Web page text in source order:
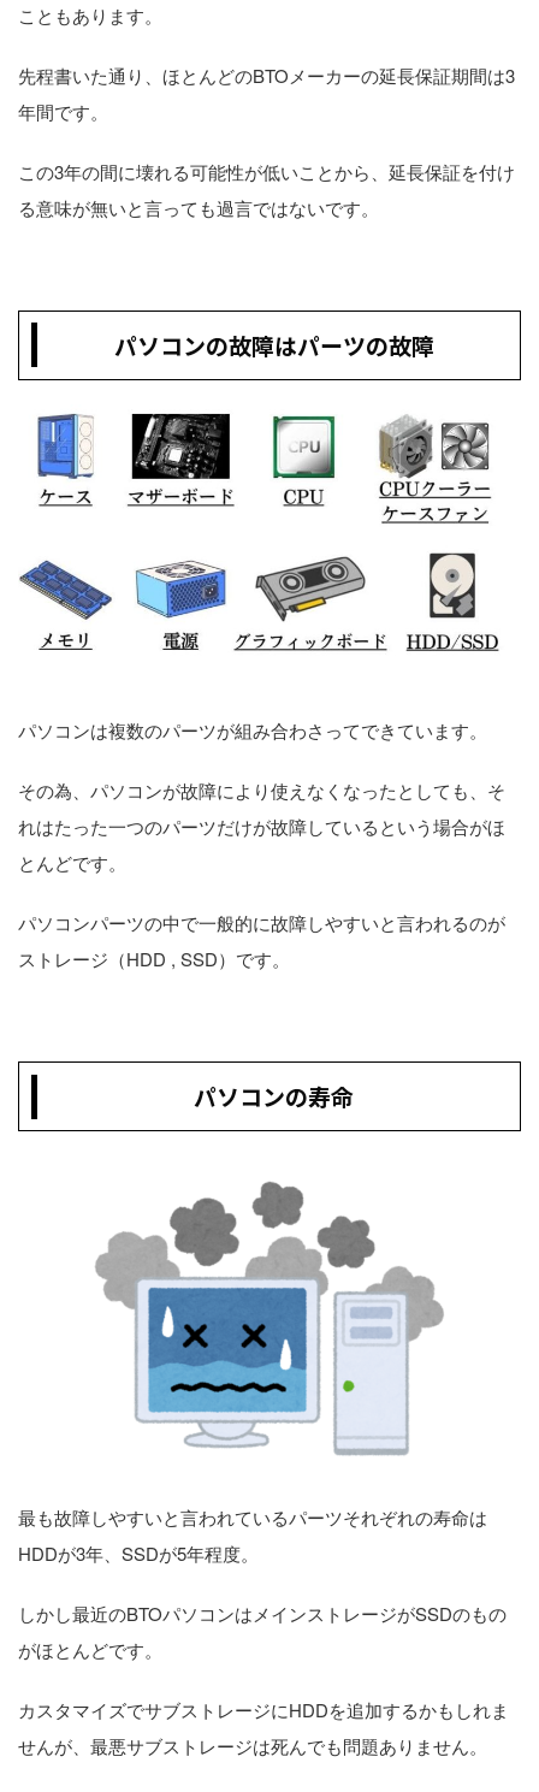
こともあります。
先程書いた通り、ほとんどのBTOメーカーの延長保証期間は3
年間です。
この3年の間に壊れる可能性が低いことから、延長保証を付け
る意味が無いと言っても過言ではないです。
パソコンの故障はパーツの故障
パソコンは複数のパーツが組み合わさってできています。
その為、パソコンが故障により使えなくなったとしても、そ
れはたった一つのパーツだけが故障しているという場合がほ
とんどです。
パソコンパーツの中で一般的に故障しやすいと言われるのが
ストレージ（HDD , SSD）です。
パソコンの寿命
最も故障しやすいと言われているパーツそれぞれの寿命は
HDDが3年、SSDが5年程度。
しかし最近のBTOパソコンはメインストレージがSSDのもの
がほとんどです。
カスタマイズでサブストレージにHDDを追加するかもしれま
せんが、最悪サブストレージは死んでも問題ありません。